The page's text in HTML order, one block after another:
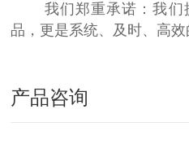
我们郑重承诺：我们
品，更是系统、及时、高效
产品咨询